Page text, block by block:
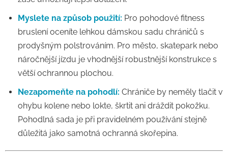
Myslete na způsob použití: Pro pohodové fitness
bruslení oceníte lehkou dámskou sadu chráničů s
prodyšným polstrováním. Pro město, skatepark nebo
náročnější jízdu je vhodnější robustnější konstrukce s
větší ochrannou plochou.
Nezapomeňte na pohodlí: Chrániče by neměly tlačit v
ohybu kolene nebo lokte, škrtit ani dráždit pokožku.
Pohodlná sada je při pravidelném používání stejně
důležitá jako samotná ochranná skořepina.